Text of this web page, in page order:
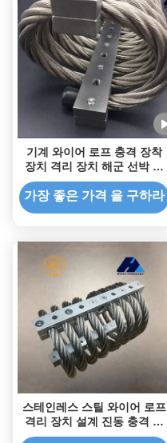
기계 와이어 로프 충격 장착
장치 격리 장치 해군 선박 해
상 차량 컨테이너
가장 좋은 가격 을 구하라
스테인레스 스틸 와이어 로프
격리 장치 설계 진동 충격 격
리 장착